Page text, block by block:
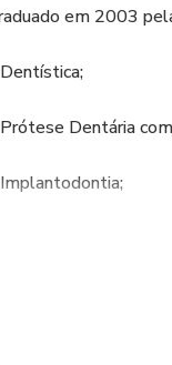
em 2003
Dentária
Dentais.